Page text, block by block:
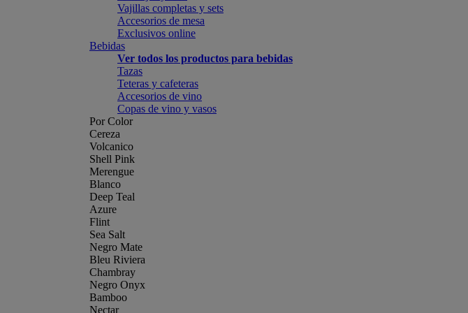
Vajillas completas y sets
Accesorios de mesa
Exclusivos online
Bebidas
Ver todos los productos para bebidas
Tazas
Teteras y cafeteras
Accesorios de vino
Copas de vino y vasos
Por Color
Cereza
Volcanico
Shell Pink
Merengue
Blanco
Deep Teal
Azure
Flint
Sea Salt
Negro Mate
Bleu Riviera
Chambray
Negro Onyx
Bamboo
Nectar